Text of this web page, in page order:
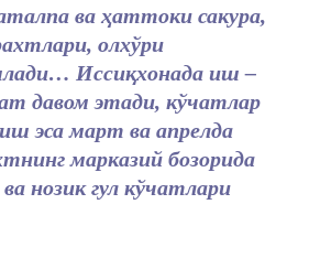
ва ҳаттоки сакура,
олхўри
Иссиқхонада иш –
давом этади, кўчатлар
эса март ва апрелда
марказий бозорида
нозик гул кўчатлари